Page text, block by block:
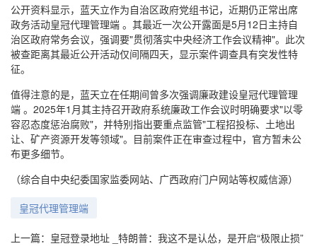
公开资料显示，蓝天立作为自治区政府党组书记，近期仍正常出席
政务活动皇冠代理管理端 。其最近一次公开露面是5月12日主持自
治区政府常务会议，强调要"贯彻落实中央经济工作会议精神"。此次
被查距离其最近公开活动仅间隔四天，显示案件调查具有突发性特
征。
值得注意的是，蓝天立在任期间曾多次强调廉政建设皇冠代理管理
端 。2025年1月其主持召开政府系统廉政工作会议时明确要求"以零
容忍态度惩治腐败"，并特别指出要重点监管"工程招投标、土地出
让、矿产资源开发等领域"。目前案件正在审查过程中，官方暂未公
布更多细节。
（综合自中央纪委国家监委网站、广西政府门户网站等权威信源）
皇冠代理管理端
上一篇： 皇冠登录地址 _特朗普：我这不是认怂，是开启“极限止损”